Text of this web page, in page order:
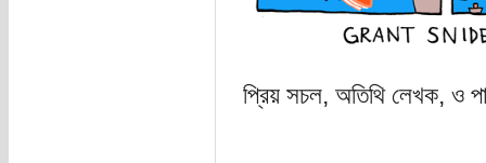
প্রিয় সচল, অতিথি লেখক, ও